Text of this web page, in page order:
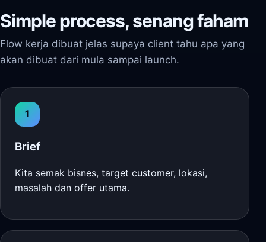
Simple process, senang faham
Flow kerja dibuat jelas supaya client tahu apa yang
akan dibuat dari mula sampai launch.
1
Brief
Kita semak bisnes, target customer, lokasi,
masalah dan offer utama.